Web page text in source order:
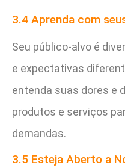
3.4 Aprenda com
Seu público-alvo é
e expectativas
entenda suas dores e
produtos e serviços
demandas.
3.5 Esteja Aberto a